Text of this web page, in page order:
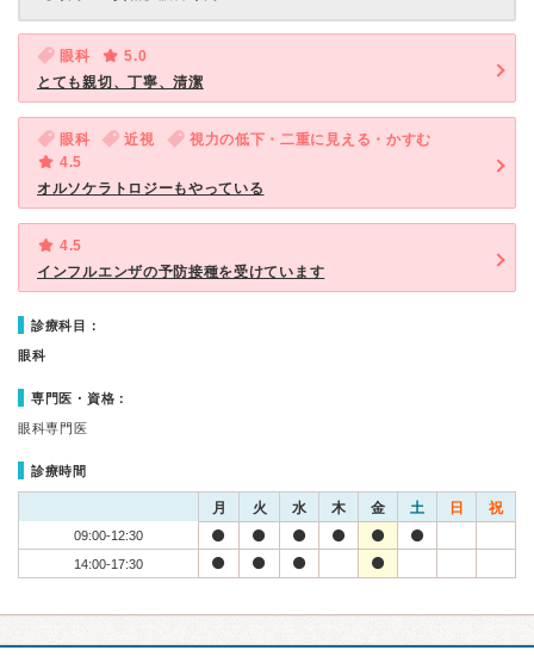
眼科
5.0
とても親切、丁寧、清潔
眼科 近視
視力の低下・二重に見える・かすむ
4.5
オルソケラトロジーもやっている
4.5
インフルエンザの予防接種を受けています
診療科目：
眼科
専門医・資格：
眼科専門医
診療時間
月 火 水 木 金 土 日 祝
09:00-12:30
14:00-17:30